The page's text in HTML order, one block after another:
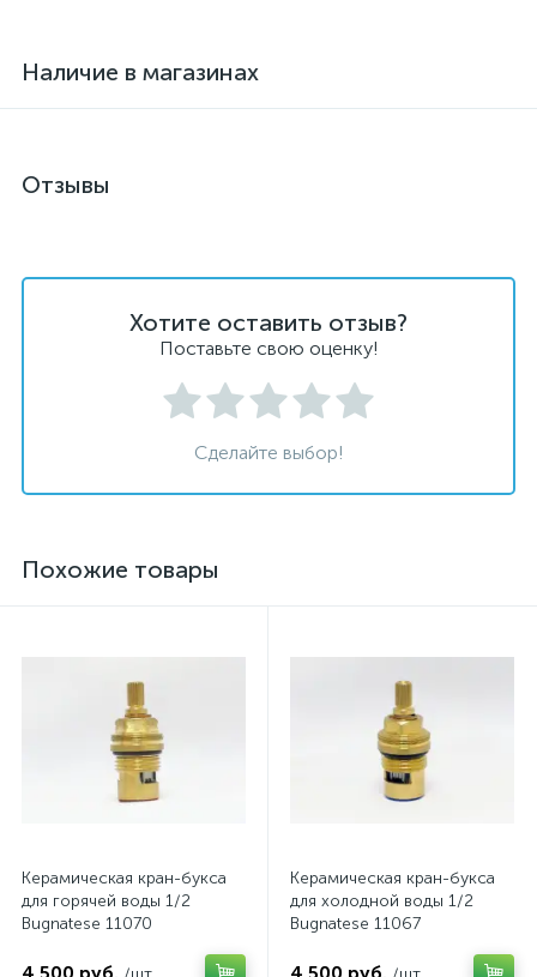
Наличие в магазинах
Отзывы
Хотите оставить отзыв?
Поставьте свою оценку!
Сделайте выбор!
Похожие товары
Керамическая кран-букса
для горячей воды 1/2
Bugnatese 11070
Керамическая кран-букса
для холодной воды 1/2
Bugnatese 11067